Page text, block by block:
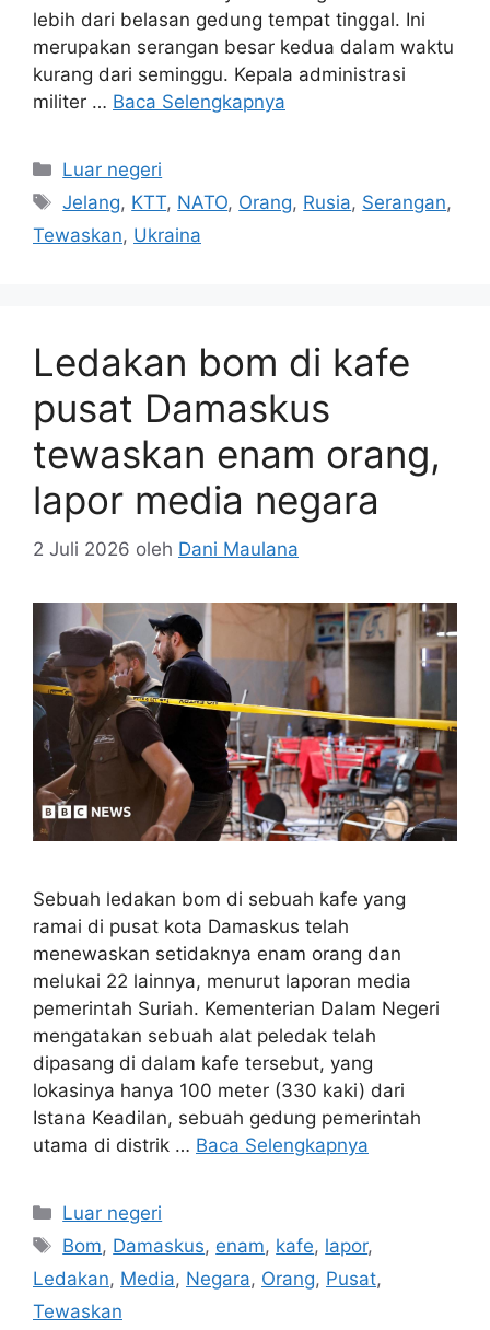
lebih dari belasan gedung tempat tinggal. Ini
merupakan serangan besar kedua dalam waktu
kurang dari seminggu. Kepala administrasi
militer … Baca Selengkapnya
Kategori
Luar negeri
Tag
Jelang, KTT, NATO, Orang, Rusia, Serangan,
Tewaskan, Ukraina
Ledakan bom di kafe
pusat Damaskus
tewaskan enam orang,
lapor media negara
2 Juli 2026 oleh Dani Maulana
Sebuah ledakan bom di sebuah kafe yang
ramai di pusat kota Damaskus telah
menewaskan setidaknya enam orang dan
melukai 22 lainnya, menurut laporan media
pemerintah Suriah. Kementerian Dalam Negeri
mengatakan sebuah alat peledak telah
dipasang di dalam kafe tersebut, yang
lokasinya hanya 100 meter (330 kaki) dari
Istana Keadilan, sebuah gedung pemerintah
utama di distrik … Baca Selengkapnya
Kategori
Luar negeri
Tag
Bom, Damaskus, enam, kafe, lapor,
Ledakan, Media, Negara, Orang, Pusat,
Tewaskan